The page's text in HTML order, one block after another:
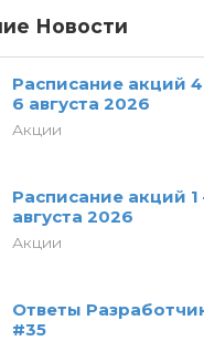
Новости
Расписание акций
6 августа 2026
Акции
Расписание акций
августа 2026
Акции
Ответы
#35